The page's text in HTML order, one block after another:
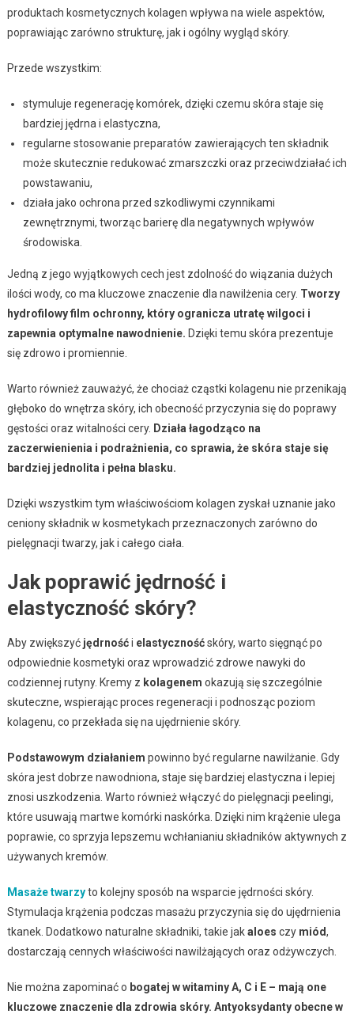
produktach kosmetycznych kolagen wpływa na wiele aspektów,
poprawiając zarówno strukturę, jak i ogólny wygląd skóry.
Przede wszystkim:
stymuluje regenerację komórek, dzięki czemu skóra staje się
bardziej jędrna i elastyczna,
regularne stosowanie preparatów zawierających ten składnik
może skutecznie redukować zmarszczki oraz przeciwdziałać ich
powstawaniu,
działa jako ochrona przed szkodliwymi czynnikami
zewnętrznymi, tworząc barierę dla negatywnych wpływów
środowiska.
Jedną z jego wyjątkowych cech jest zdolność do wiązania dużych
ilości wody, co ma kluczowe znaczenie dla nawilżenia cery. Tworzy
hydrofilowy film ochronny, który ogranicza utratę wilgoci i
zapewnia optymalne nawodnienie. Dzięki temu skóra prezentuje
się zdrowo i promiennie.
Warto również zauważyć, że chociaż cząstki kolagenu nie przenikają
głęboko do wnętrza skóry, ich obecność przyczynia się do poprawy
gęstości oraz witalności cery. Działa łagodząco na
zaczerwienienia i podrażnienia, co sprawia, że skóra staje się
bardziej jednolita i pełna blasku.
Dzięki wszystkim tym właściwościom kolagen zyskał uznanie jako
ceniony składnik w kosmetykach przeznaczonych zarówno do
pielęgnacji twarzy, jak i całego ciała.
Jak poprawić jędrność i
elastyczność skóry?
Aby zwiększyć jędrnośći elastycznośćskóry, warto sięgnąć po
odpowiednie kosmetyki oraz wprowadzić zdrowe nawyki do
codziennej rutyny. Kremy z kolagenem okazują się szczególnie
skuteczne, wspierając proces regeneracji i podnosząc poziom
kolagenu, co przekłada się na ujędrnienie skóry.
Podstawowym działaniem powinno być regularne nawilżanie. Gdy
skóra jest dobrze nawodniona, staje się bardziej elastyczna i lepiej
znosi uszkodzenia. Warto również włączyć do pielęgnacji peelingi,
które usuwają martwe komórki naskórka. Dzięki nim krążenie ulega
poprawie, co sprzyja lepszemu wchłanianiu składników aktywnych z
używanych kremów.
Masaże twarzyto kolejny sposób na wsparcie jędrności skóry.
Stymulacja krążenia podczas masażu przyczynia się do ujędrnienia
tkanek. Dodatkowo naturalne składniki, takie jakaloes czy miód,
dostarczają cennych właściwości nawilżających oraz odżywczych.
Nie można zapominać o bogatej w witaminy A, C i E – mają one
kluczowe znaczenie dla zdrowia skóry. Antyoksydanty obecne w